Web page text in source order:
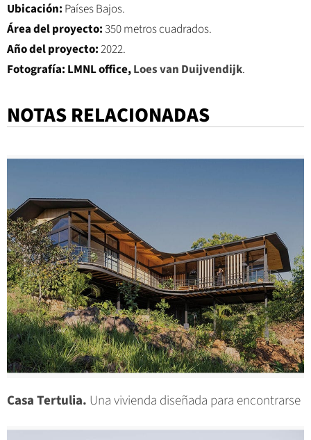
Ubicación: Países Bajos.
Área del proyecto:350 metros cuadrados.
Año del proyecto:2022.
Fotografía: LMNL office,Loes van Duijvendijk.
NOTAS RELACIONADAS
Casa Tertulia. Una vivienda diseñada para encontrarse